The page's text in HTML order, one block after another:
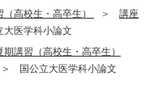
高校生・高卒生）
講座
大医学科小論文
期講習（高校生・高卒生）
国公立大医学科小論文